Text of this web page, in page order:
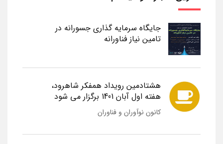
جایگاه سرمایه گذاری جسورانه در
تامین نیاز فناورانه
هشتادمین رویداد همفکر شاهرود،
هفته اول آبان 1401 برگزار می شود
کانون نوآوران و فناوران